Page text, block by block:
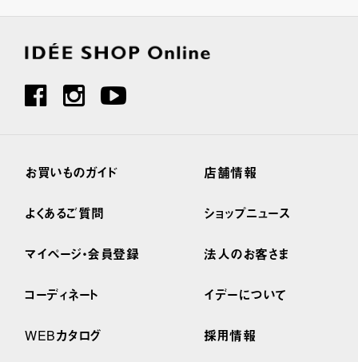
お買いものガイド
よくあるご質問
マイページ・会員登録
コーディネート
WEBカタログ
店舗情報
ショップニュース
法人のお客さま
イデーについて
採用情報